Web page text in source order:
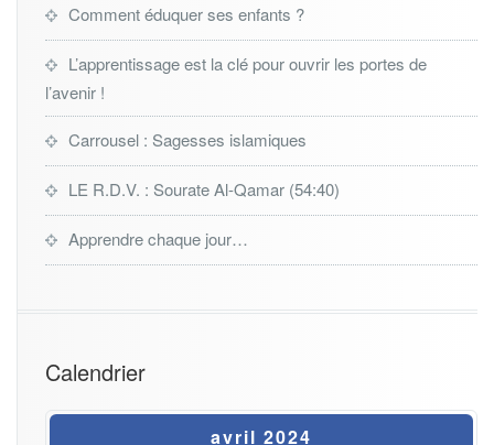
Comment éduquer ses enfants ?
L’apprentissage est la clé pour ouvrir les portes de
l’avenir !
Carrousel : Sagesses islamiques
LE R.D.V. : Sourate Al-Qamar (54:40)
Apprendre chaque jour…
Calendrier
avril 2024